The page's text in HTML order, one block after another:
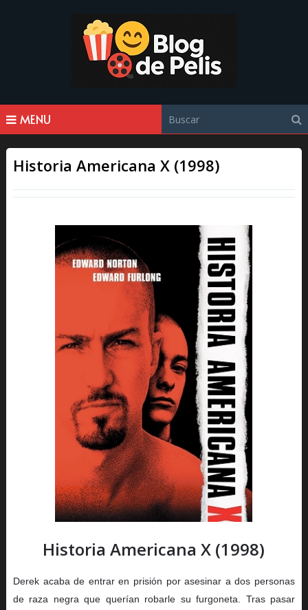
MENU
Historia Americana X (1998)
Historia Americana X (1998)
Derek acaba de entrar en prisión por asesinar a dos personas
de raza negra que querían robarle su furgoneta. Tras pasar